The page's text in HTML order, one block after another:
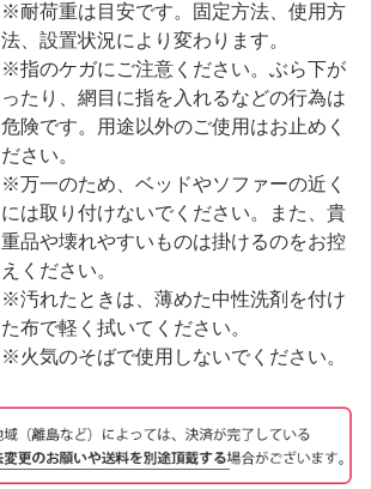
※耐荷重は目安です。固定方法、使用方
法、設置状況により変わります。
※指のケガにご注意ください。ぶら下が
ったり、網目に指を入れるなどの行為は
危険です。用途以外のご使用はお止めく
ださい。
※万一のため、ベッドやソファーの近く
には取り付けないでください。また、貴
重品や壊れやすいものは掛けるのをお控
えください。
※汚れたときは、薄めた中性洗剤を付け
た布で軽く拭いてください。
※火気のそばで使用しないでください。